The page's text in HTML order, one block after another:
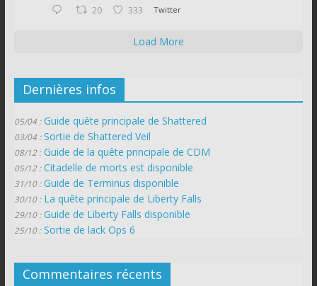
20 333 Twitter
Load More
Dernières infos
05/04 : Guide quête principale de Shattered
03/04 : Sortie de Shattered Veil
08/12 : Guide de la quête principale de CDM
05/12 : Citadelle de morts est disponible
31/10 : Guide de Terminus disponible
30/10 : La quête principale de Liberty Falls
29/10 : Guide de Liberty Falls disponible
25/10 : Sortie de lack Ops 6
Commentaires récents